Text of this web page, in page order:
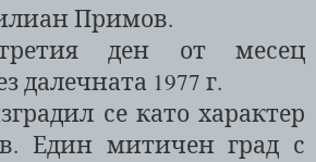
Примов.
ден от месец
далечната 1977 г.
се като характер
Един митичен град с